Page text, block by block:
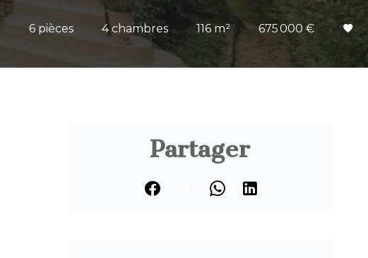
6 pièces 4 chambres 116 m² 675 000 €
Partager